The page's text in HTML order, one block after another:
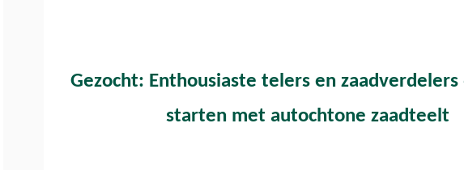
Gezocht: Enthousiaste telers en
starten met autochtone zaadteelt